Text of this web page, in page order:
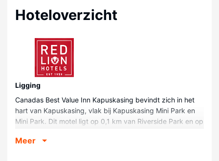
Hoteloverzicht
Ligging
Canadas Best Value Inn Kapuskasing bevindt zich in het
hart van Kapuskasing, vlak bij Kapuskasing Mini Park en
Mini Park. Dit motel ligt op 0,1 km van Riverside Park en op
Kamers
Meer